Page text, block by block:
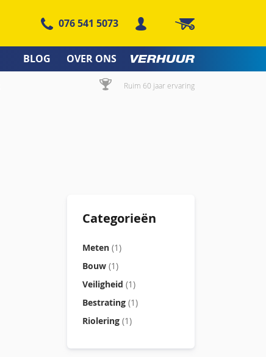
076 541 5073 Winkelwagen
BLOG OVER ONS
Ruim 60 jaar ervaring
Categorieën
Meten (1)
Bouw (1)
Veiligheid (1)
Bestrating (1)
Riolering (1)